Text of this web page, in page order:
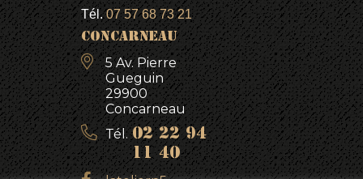
Tél.07 57 68 73 21
CONCARNEAU
5 Av. Pierre
Gueguin
29900
Concarneau
Tél. 02 22 94
11 40